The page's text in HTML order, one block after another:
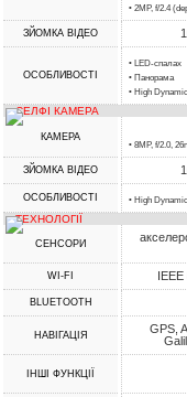
• 2MP, f/2.4
ЗЙОМКА ВІДЕО
ОСОБЛИВОСТІ
• LED-спалах
• Панорама
• High
СЕЛФІ КАМЕРА
КАМЕРА
• 8MP, f/2.0,
ЗЙОМКА ВІДЕО
ОСОБЛИВОСТІ • High
ТЕХНОЛОГІЇ
СЕНСОРИ
WI-FI IEEE
BLUETOOTH
НАВІГАЦІЯ
GPS,
ІНШІ ФУНКЦІЇ